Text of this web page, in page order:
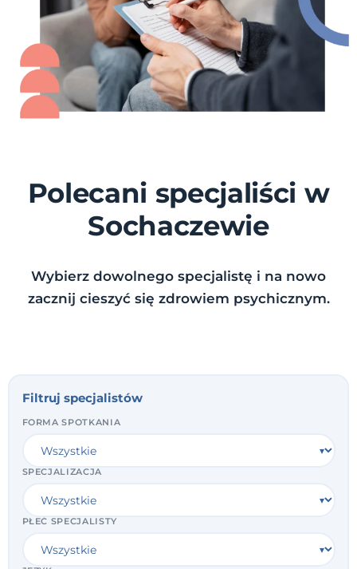
Polecani specjaliści w
Sochaczewie
Wybierz dowolnego specjalistę i na nowo
zacznij cieszyć się zdrowiem psychicznym.
Filtruj specjalistów
FORMA SPOTKANIA
SPECJALIZACJA
PŁEĆ SPECJALISTY